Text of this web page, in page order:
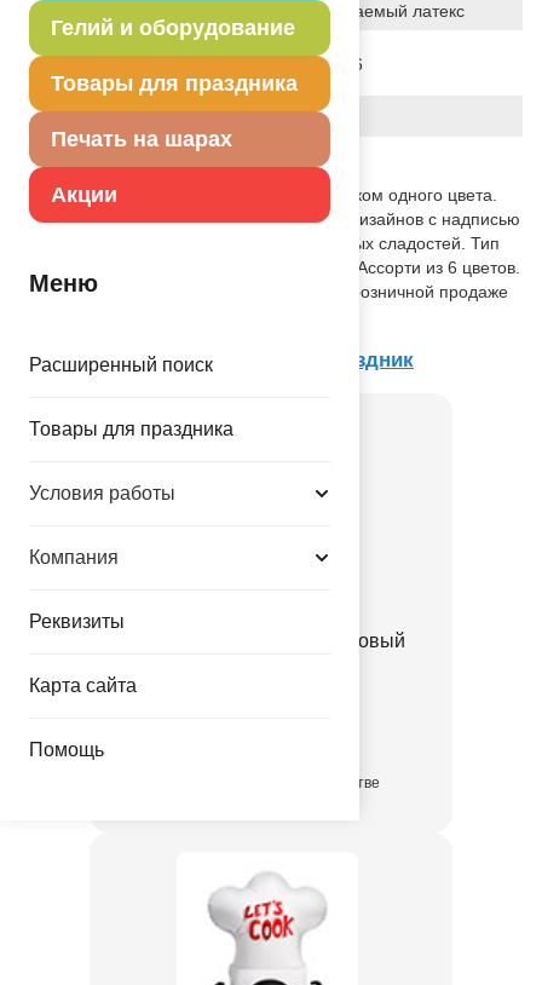
Гелий и оборудование
Товары для праздника
Печать на шарах
Акции
Меню
Расширенный поиск
Товары для праздника
Условия работы
Компания
Реквизиты
Карта сайта
Помощь
биоразлагаемый латекс
Дата последнего
изменения элемента
28-01-2026
Вес 3.200 г
Описание товара
Шары из натурального латекса, c рисунком одного цвета.
Печать с двух сторон белой краской, 5 дизайнов с надписью
С Днем Рождения и рисунками различных сладостей. Тип
шара пастель - матовый оттенок цвета. Ассорти из 6 цветов.
Предназначенны для использования в розничной продаже
Товар из коллекции Сладкий Праздник
К ФИГУРА Макарунс розовый
в достаточном количестве